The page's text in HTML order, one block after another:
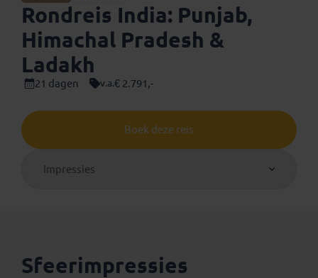
Rondreis India: Punjab,
Himachal Pradesh &
Ladakh
21 dagen v.a.€ 2.791,-
Boek deze reis
Impressies
Sfeerimpressies